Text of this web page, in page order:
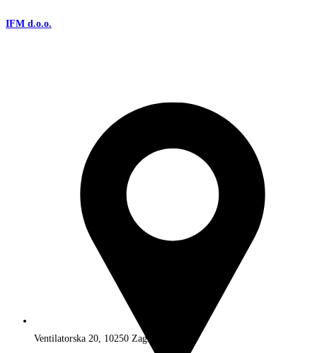
IFM d.o.o.
Ventilatorska 20, 10250 Zagreb